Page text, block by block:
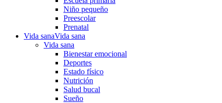
Niño pequeño
Preescolar
Prenatal
Vida sanaVida sana
Vida sana
Bienestar emocional
Deportes
Estado físico
Nutrición
Salud bucal
Sueño